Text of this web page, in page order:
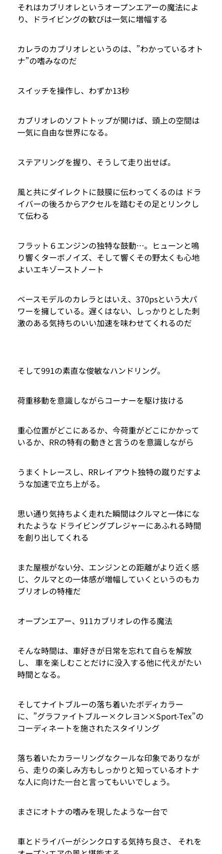
それはカブリオレというオープンエアーの魔法によ
り、ドライビングの歓びは一気に増幅する
カレラのカブリオレというのは、”わかっているオト
ナ”の嗜みなのだ
スイッチを操作し、わずか13秒
カブリオレのソフトトップが開けば、頭上の空間は
一気に自由な世界になる。
ステアリングを握り、そうして走り出せば。
風と共にダイレクトに鼓膜に伝わってくるのは ドラ
イバーの後ろからアクセルを踏むその足とリンクし
て伝わる
フラット６エンジンの独特な鼓動…。ヒューンと鳴
り響くターボノイズ、そして響くその野太くも心地
よいエキゾーストノート
ベースモデルのカレラとはいえ、370psという大パ
ワーを擁している。遅くはない、しっかりとした刺
激のある気持ちのいい加速を味わせてくれるのだ
そして991の素直な俊敏なハンドリング。
荷重移動を意識しながらコーナーを駆け抜ける
重心位置がどこにあるか、今荷重がどこにかかって
いるか、RRの特有の動きと言うのを意識しながら
うまくトレースし、RRレイアウト独特の蹴りだすよ
うな加速で立ち上がる。
思い通り気持ちよく走れた瞬間はクルマと一体にな
れたような ドライビングプレジャーにあふれる時間
を創り出してくれる
また屋根がない分、エンジンとの距離がより近く感
じ、クルマとの一体感が増幅していくというのもカ
ブリオレの特権だ
オープンエアー、911カブリオレの作る魔法
そんな時間は、車好きが日常を忘れて自らを解放
し、 車を楽しむことだけに没入する他に代えがたい
時間となる。
そしてナイトブルーの落ち着いたボディカラー
に、”グラファイトブルー×クレヨン×Sport-Tex”の
コーディネートを施されたスタイリング
落ち着いたカラーリングなクールな印象でありなが
ら、走りの楽しみ方もしっかりと知っているオトナ
な人に向けた一台と言ってもいいでしょう。
まさにオトナの嗜みを現したような一台で
車とドライバーがシンクロする気持ち良さ、 それを